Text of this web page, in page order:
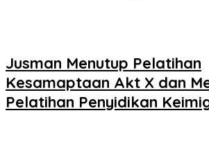
Jusman Menutup Pelatihan
Kesamaptaan Akt X dan
Pelatihan Penyidikan